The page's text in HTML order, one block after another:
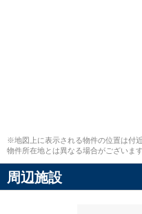
※地図上に表示される物件の位置は付
物件所在地とは異なる場合がございます
周辺施設